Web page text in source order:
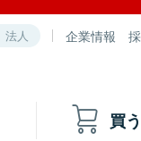
法人 企業情報
買う